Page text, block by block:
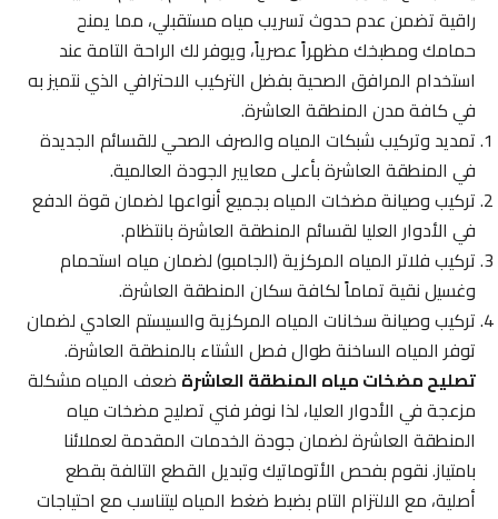
راقية تضمن عدم حدوث تسريب مياه مستقبلي، مما يمنح
حمامك ومطبخك مظهراً عصرياً، ويوفر لك الراحة التامة عند
استخدام المرافق الصحية بفضل التركيب الاحترافي الذي نتميز به
في كافة مدن المنطقة العاشرة.
تمديد وتركيب شبكات المياه والصرف الصحي للقسائم الجديدة
في المنطقة العاشرة بأعلى معايير الجودة العالمية.
تركيب وصيانة مضخات المياه بجميع أنواعها لضمان قوة الدفع
في الأدوار العليا لقسائم المنطقة العاشرة بانتظام.
تركيب فلاتر المياه المركزية (الجامبو) لضمان مياه استحمام
وغسيل نقية تماماً لكافة سكان المنطقة العاشرة.
تركيب وصيانة سخانات المياه المركزية والسيستم العادي لضمان
توفر المياه الساخنة طوال فصل الشتاء بالمنطقة العاشرة.
تصليح مضخات مياه المنطقة العاشرةضعف المياه مشكلة
مزعجة في الأدوار العليا، لذا نوفر فني تصليح مضخات مياه
المنطقة العاشرة لضمان جودة الخدمات المقدمة لعملائنا
بامتياز. نقوم بفحص الأتوماتيك وتبديل القطع التالفة بقطع
أصلية، مع الالتزام التام بضبط ضغط المياه ليتناسب مع احتياجات